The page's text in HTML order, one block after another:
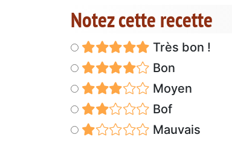
Notez cette recette
Très bon !
Bon
Moyen
Bof
Mauvais